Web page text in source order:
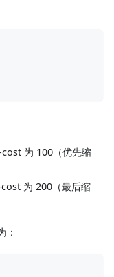
为 100（优先缩
为 200（最后缩
：